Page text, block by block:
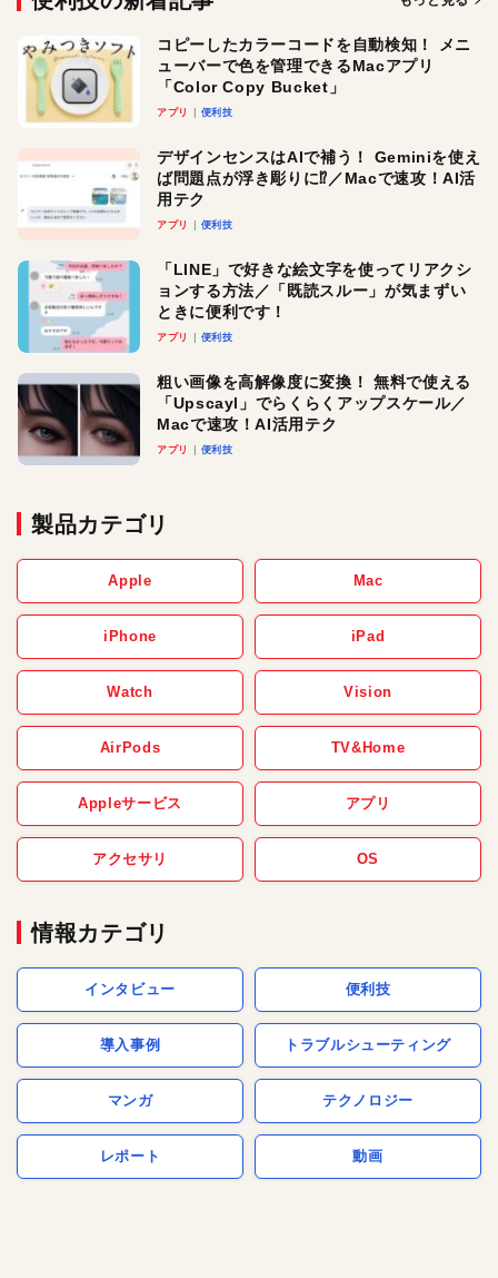
コピーしたカラーコードを自動検知！ メニ
ューバーで色を管理できるMacアプリ
「Color Copy Bucket」
アプリ 便利技
デザインセンスはAIで補う！ Geminiを使え
ば問題点が浮き彫りに⁉︎／Macで速攻！AI活
用テク
アプリ 便利技
「LINE」で好きな絵文字を使ってリアクシ
ョンする方法／「既読スルー」が気まずい
ときに便利です！
アプリ 便利技
粗い画像を高解像度に変換！ 無料で使える
「Upscayl」でらくらくアップスケール／
Macで速攻！AI活用テク
アプリ 便利技
製品カテゴリ
Apple Mac
iPhone iPad
Watch Vision
AirPods TV&Home
Appleサービス アプリ
アクセサリ OS
情報カテゴリ
インタビュー 便利技
導入事例 トラブルシューティング
マンガ テクノロジー
レポート 動画